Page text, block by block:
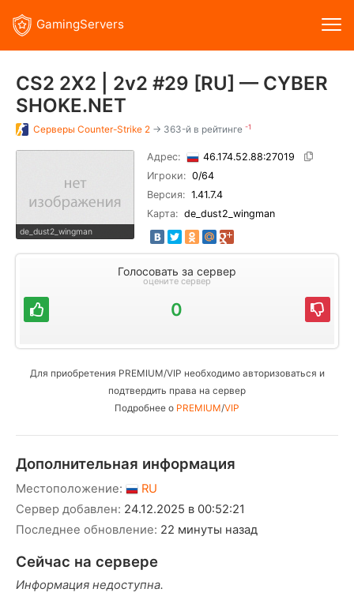
GamingServers
CS2 2X2 | 2v2 #29 [RU] — CYBER
SHOKE.NET
Серверы Counter-Strike 2 → 363-й в рейтинге -1
de_dust2_wingman
Адрес:
46.174.52.88:27019
Игроки: 0/64
Версия: 1.41.7.4
Карта: de_dust2_wingman
Голосовать за сервер
оцените сервер
0
Для приобретения PREMIUM/VIP необходимо авторизоваться и
подтвердить права на сервер
Подробнее о PREMIUM/VIP
Дополнительная информация
Местоположение:
RU
Сервер добавлен: 24.12.2025 в 00:52:21
Последнее обновление: 22 минуты назад
Сейчас на сервере
Информация недоступна.